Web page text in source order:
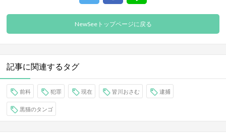
NewSeeトップページに戻る
記事に関連するタグ
前科 犯罪 現在 皆川おさむ 逮捕
黒猫のタンゴ